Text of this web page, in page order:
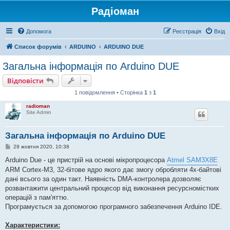
Радіоман
Допомога Вхід
Реєстрація
Список форумів ARDUINO ARDUINO DUE
Загальна інформація по Arduino DUE
Відповісти
1 повідомлення • Сторінка 1 з 1
radioman
Site Admin
Загальна інформація по Arduino DUE
П
в
д
о
м
л
е
н
н
29 жовтня 2020, 10:38
Arduino Due - це пристрій на основі мікропроцесора Atmel SAM3X8E
ARM Cortex-M3, 32-бітове ядро якого дає змогу обробляти 4х-байтові
дані всього за один такт. Наявність DMA-контролера дозволяє
розвантажити центральний процесор від виконання ресурсномістких
операцій з пам'яттю.
Програмується за допомогою програмного забезпечення Arduino IDE.
Характеристики: